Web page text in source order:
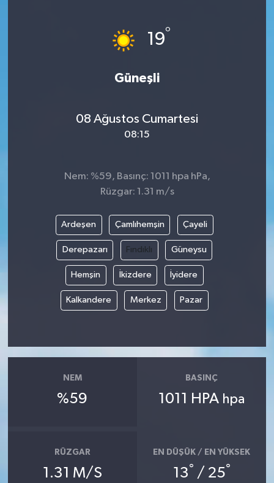
19°
Güneşli
08 Ağustos Cumartesi
08:15
Nem: %59, Basınç: 1011 hpa hPa,
Rüzgar: 1.31 m/s
Ardeşen Çamlıhemşin Çayeli
Derepazarı Fındıklı Güneysu
Hemşin İkizdere İyidere
Kalkandere Merkez Pazar
NEM
%59
BASINÇ
1011 HPA hpa
RÜZGAR
1.31 M/S
EN DÜŞÜK / EN YÜKSEK
13° / 25°